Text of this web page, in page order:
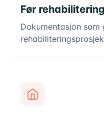
Før rehabilitering
Dokumentasjon som